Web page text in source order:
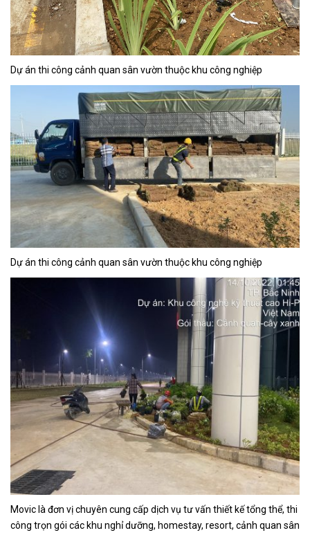
Dự án thi công cảnh quan sân vườn thuộc khu công nghiệp
Dự án thi công cảnh quan sân vườn thuộc khu công nghiệp
Movic là đơn vị chuyên cung cấp dịch vụ tư vấn thiết kế tổng thể, thi
công trọn gói các khu nghỉ dưỡng, homestay, resort, cảnh quan sân